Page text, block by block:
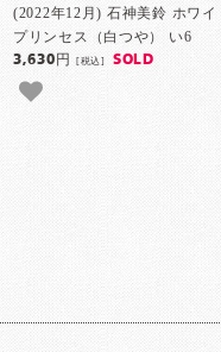
(2022年12月) 石神美鈴 ホワイ
プリンセス（白つや） い6
3,630円[税込] SOLD